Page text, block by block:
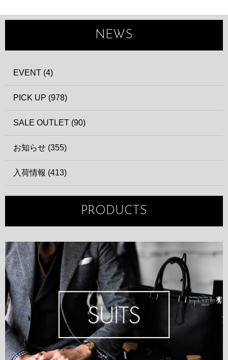
NEWS
EVENT (4)
PICK UP (978)
SALE OUTLET (90)
お知らせ (355)
入荷情報 (413)
PRODUCTS